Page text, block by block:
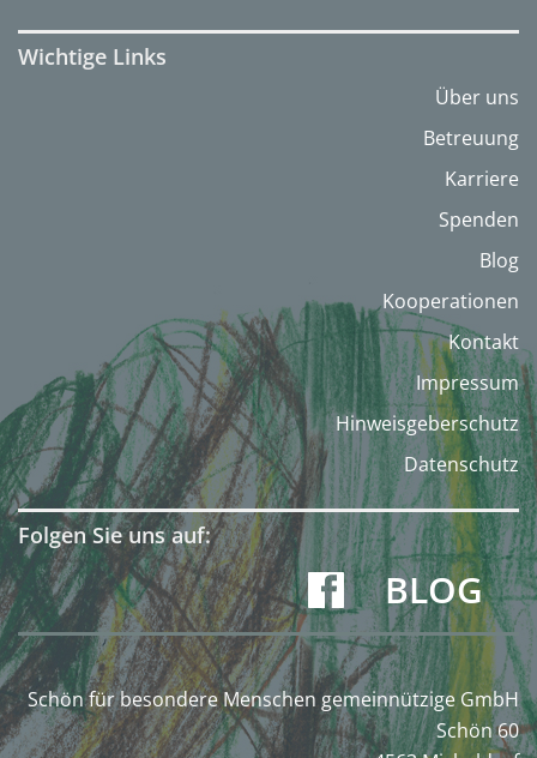
Wichtige Links
Über uns
Betreuung
Karriere
Spenden
Blog
Kooperationen
Kontakt
Impressum
Hinweisgeberschutz
Datenschutz
Folgen Sie uns auf:
BLOG
Schön für besondere Menschen gemeinnützige GmbH
Schön 60